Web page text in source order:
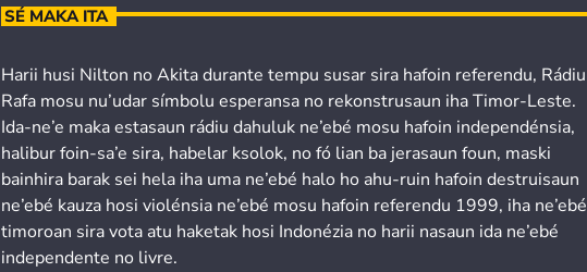
SÉ MAKA ITA
Harii husi Nilton no Akita durante tempu susar sira hafoin referendu, Rádiu
Rafa mosu nu’udar símbolu esperansa no rekonstrusaun iha Timor-Leste.
Ida-ne’e maka estasaun rádiu dahuluk ne’ebé mosu hafoin independénsia,
halibur foin-sa’e sira, habelar ksolok, no fó lian ba jerasaun foun, maski
bainhira barak sei hela iha uma ne’ebé halo ho ahu-ruin hafoin destruisaun
ne’ebé kauza hosi violénsia ne’ebé mosu hafoin referendu 1999, iha ne’ebé
timoroan sira vota atu haketak hosi Indonézia no harii nasaun ida ne’ebé
independente no livre.